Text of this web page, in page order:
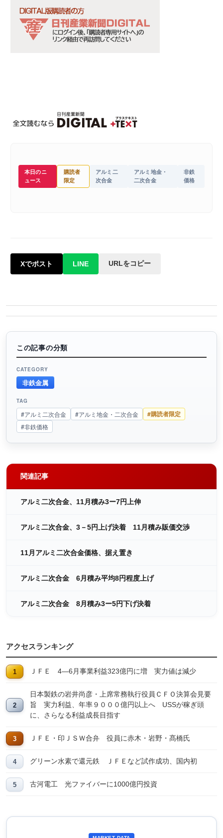
本日のニ
ュース
購読者
限定
アルミ二
次合金
アルミ地金・
二次合金
非鉄
価格
Xでポスト LINE URLをコピー
この記事の分類
CATEGORY
非鉄金属
TAG
#アルミ二次合金 #アルミ地金・二次合金 #購読者限定
#非鉄価格
関連記事
アルミ二次合金、11月積み3ー7円上伸
アルミ二次合金、3－5円上げ決着 11月積み販価交渉
11月アルミ二次合金価格、据え置き
アルミ二次合金 6月積み平均8円程度上げ
アルミ二次合金 8月積み3ー5円下げ決着
アクセスランキング
ＪＦＥ 4―6月事業利益323億円に増 実力値は減少
日本製鉄の岩井尚彦・上席常務執行役員ＣＦＯ決算会見要
旨 実力利益、年率９０００億円以上へ USSが稼ぎ頭
に、さらなる利益成長目指す
ＪＦＥ・印ＪＳＷ合弁 役員に赤木・岩野・髙橋氏
グリーン水素で還元鉄 ＪＦＥなど試作成功、国内初
古河電工 光ファイバーに1000億円投資